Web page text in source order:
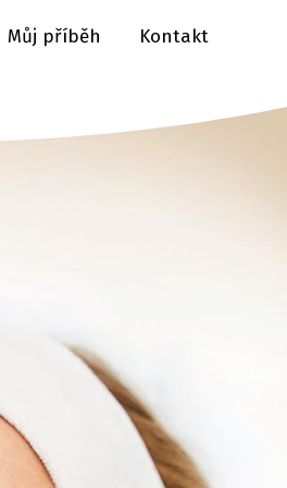
Můj příběh Kontakt